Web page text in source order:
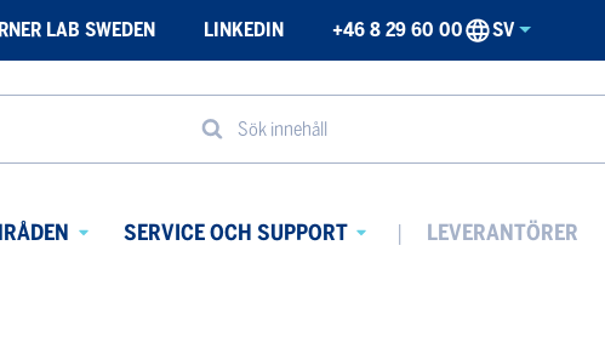
LAB SWEDEN LINKEDIN +46 8 29 60 00 SV
Sök innehåll
SERVICE OCH SUPPORT
LEVERANTÖRER